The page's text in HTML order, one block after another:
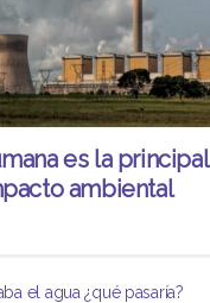
es la principal
ambiental
el agua ¿qué pasaría?